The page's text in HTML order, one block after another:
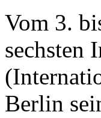
Vom 3.
sechsten
Berlin